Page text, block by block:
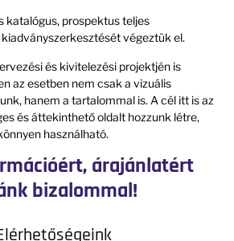
katalógus, prospektus teljes
végeztük el.
és kivitelezési projektjén is
az esetben nem csak a vizuális
hanem a tartalommal is. A cél itt is az
és áttekinthető oldalt hozzunk létre,
használható.
árajánlatért
bizalommal!